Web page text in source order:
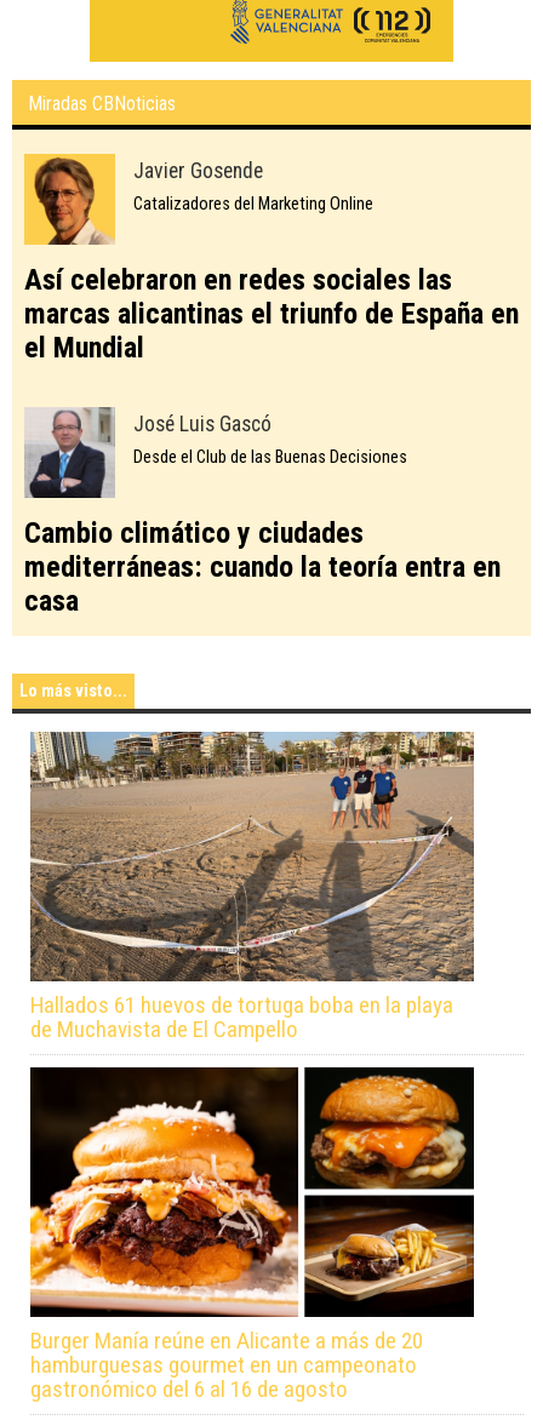
Miradas CBNoticias
Javier Gosende
Catalizadores del Marketing Online
Así celebraron en redes sociales las
marcas alicantinas el triunfo de España en
el Mundial
José Luis Gascó
Desde el Club de las Buenas Decisiones
Cambio climático y ciudades
mediterráneas: cuando la teoría entra en
casa
Lo más visto...
Hallados 61 huevos de tortuga boba en la playa
de Muchavista de El Campello
Burger Manía reúne en Alicante a más de 20
hamburguesas gourmet en un campeonato
gastronómico del 6 al 16 de agosto